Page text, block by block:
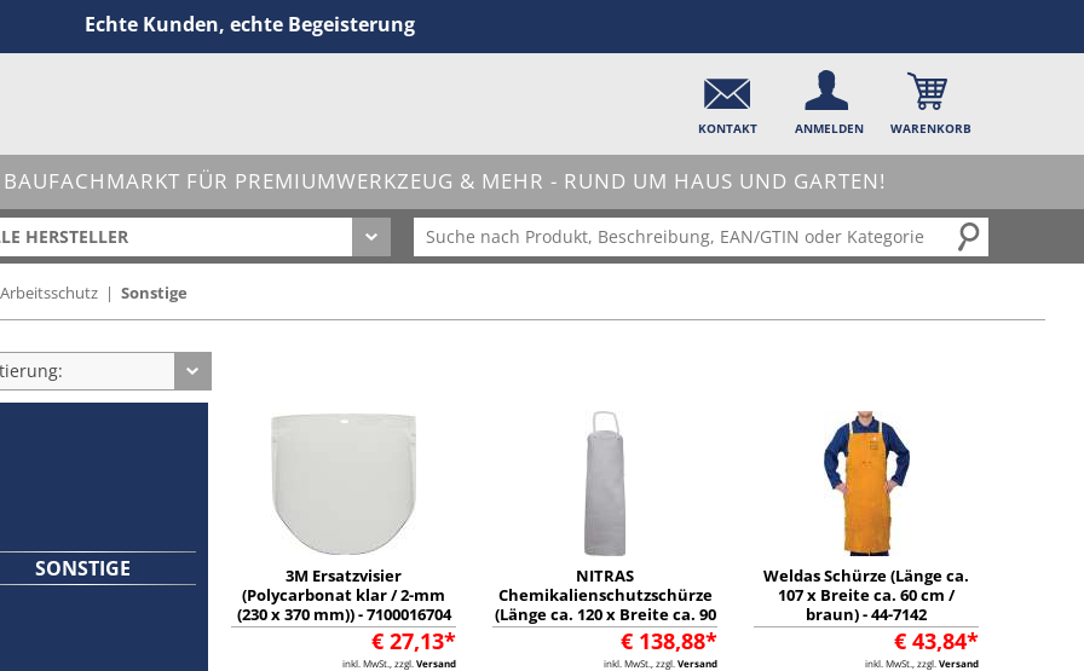
Echte Kunden, echte Begeisterung
KONTAKT ANMELDEN WARENKORB
BAUFACHMARKT FÜR PREMIUMWERKZEUG & MEHR - RUND UM HAUS UND GARTEN!
HERSTELLER
Arbeitsschutz | Sonstige
SONSTIGE
3M Ersatzvisier
(Polycarbonat klar / 2-mm
(230 x 370 mm)) - 7100016704
€ 27,13*
inkl. MwSt., zzgl. Versand
NITRAS
Chemikalienschutzschürze
(Länge ca. 120 x Breite ca. 90
cm / weiß / Inhalt: 10 Stück) -
€ 138,88*
inkl. MwSt., zzgl. Versand
Weldas Schürze (Länge ca.
107 x Breite ca. 60 cm /
braun) - 44-7142
€ 43,84*
inkl. MwSt., zzgl. Versand